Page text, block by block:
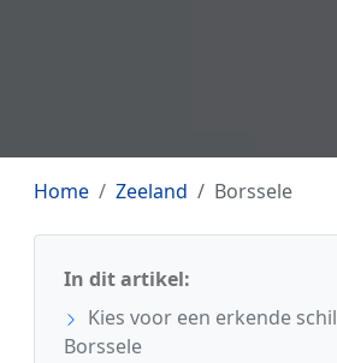
Home Zeeland Borssele
In dit artikel:
Kies voor een erkende
Borssele